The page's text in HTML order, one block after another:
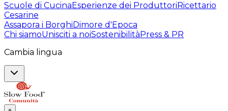
Scuole di CucinaEsperienze dei ProduttoriRicettario
Cesarine
Assapora i BorghiDimore d'Epoca
Chi siamoUnisciti a noiSostenibilitàPress & PR
Cambia lingua